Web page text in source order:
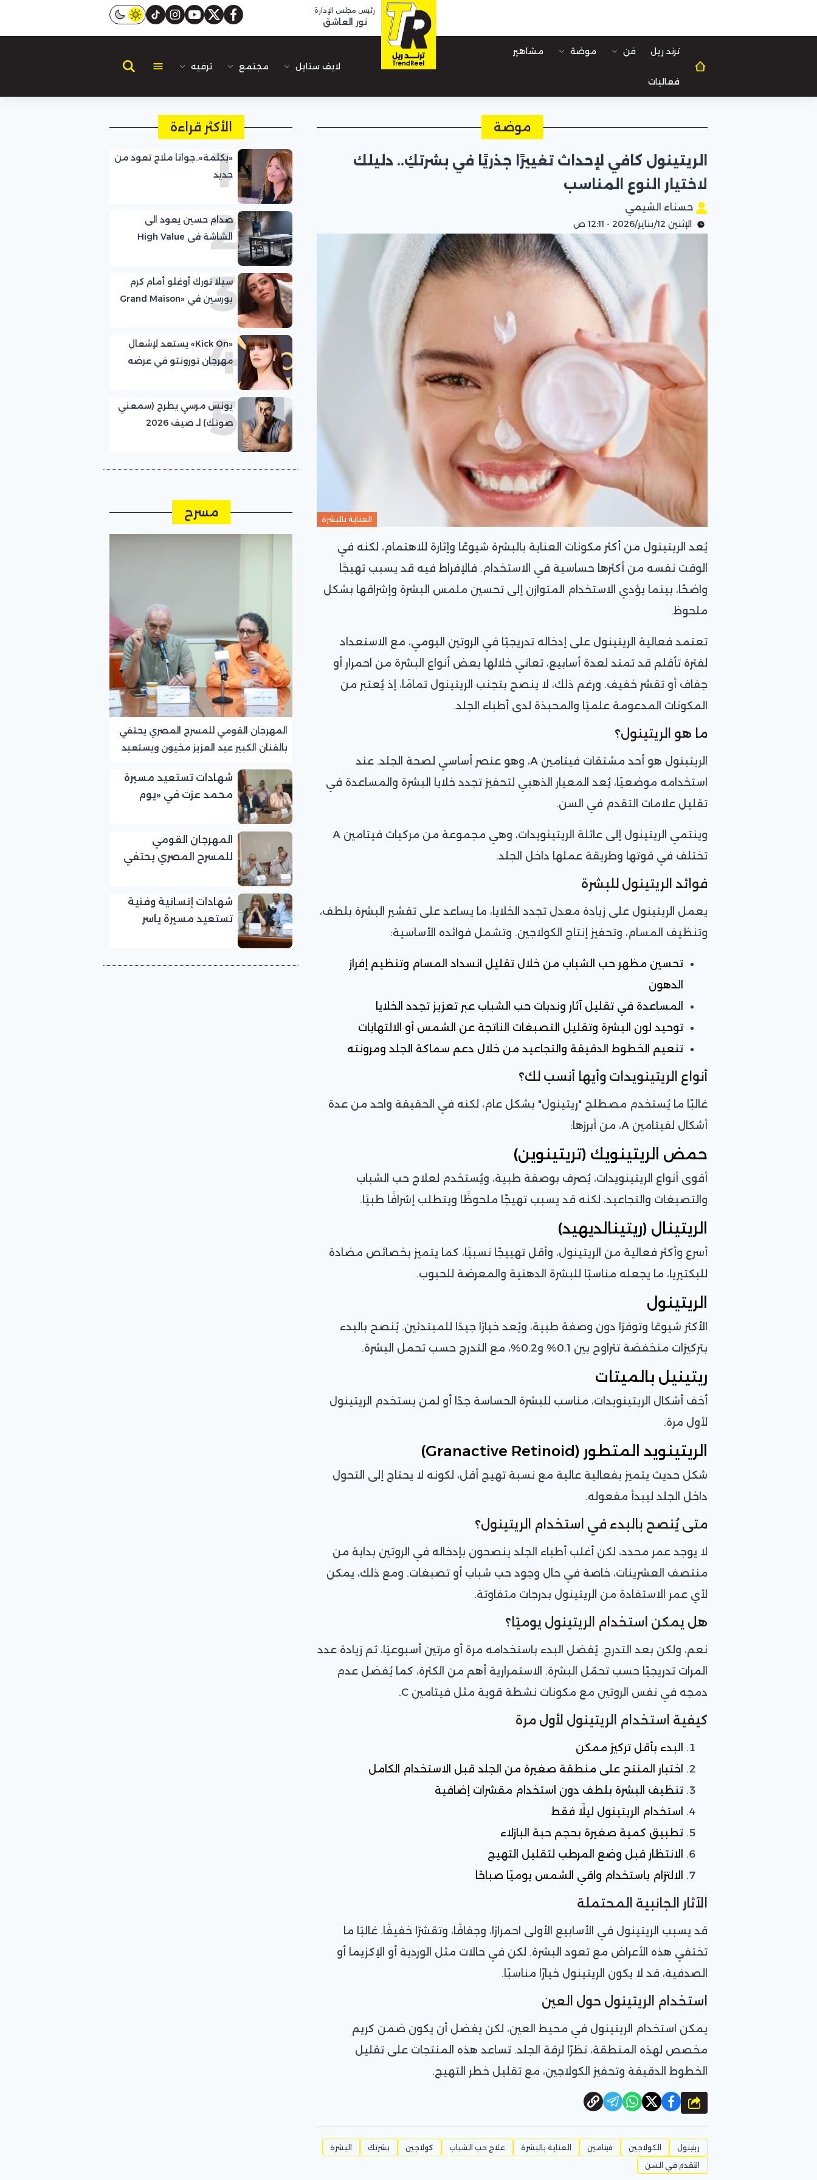
رئيس مجلس الإدارة
نور العاشق facebook
twitter
youtube
instagram
tiktok
ترند ريل فن موضة مشاهير
فعاليات
لايف ستايل مجتمع ترفيه
موضة
الريتينول كافي لإحداث تغييرًا جذريًا في بشرتكِ.. دليلك
لاختيار النوع المناسب
حسناء الشيمي
الإثنين 12/يناير/2026 - 12:11 ص
العناية بالبشرة
يُعد الريتينول من أكثر مكونات العناية بالبشرة شيوعًا وإثارة للاهتمام، لكنه في
الوقت نفسه من أكثرها حساسية في الاستخدام. فالإفراط فيه قد يسبب تهيجًا
واضحًا، بينما يؤدي الاستخدام المتوازن إلى تحسين ملمس البشرة وإشراقها بشكل
ملحوظ.
تعتمد فعالية الريتينول على إدخاله تدريجيًا في الروتين اليومي، مع الاستعداد
لفترة تأقلم قد تمتد لعدة أسابيع، تعاني خلالها بعض أنواع البشرة من احمرار أو
جفاف أو تقشر خفيف. ورغم ذلك، لا ينصح بتجنب الريتينول تمامًا، إذ يُعتبر من
المكونات المدعومة علميًا والمحبذة لدى أطباء الجلد.
ما هو الريتينول؟
الريتينول هو أحد مشتقات فيتامين A، وهو عنصر أساسي لصحة الجلد. عند
استخدامه موضعيًا، يُعد المعيار الذهبي لتحفيز تجدد خلايا البشرة والمساعدة في
تقليل علامات التقدم في السن.
وينتمي الريتينول إلى عائلة الريتينويدات، وهي مجموعة من مركبات فيتامين A
تختلف في قوتها وطريقة عملها داخل الجلد.
فوائد الريتينول للبشرة
يعمل الريتينول على زيادة معدل تجدد الخلايا، ما يساعد على تقشير البشرة بلطف،
وتنظيف المسام، وتحفيز إنتاج الكولاجين. وتشمل فوائده الأساسية:
تحسين مظهر حب الشباب من خلال تقليل انسداد المسام وتنظيم إفراز
الدهون
المساعدة في تقليل آثار وندبات حب الشباب عبر تعزيز تجدد الخلايا
توحيد لون البشرة وتقليل التصبغات الناتجة عن الشمس أو الالتهابات
تنعيم الخطوط الدقيقة والتجاعيد من خلال دعم سماكة الجلد ومرونته
أنواع الريتينويدات وأيها أنسب لك؟
غالبًا ما يُستخدم مصطلح "ريتينول" بشكل عام، لكنه في الحقيقة واحد من عدة
أشكال لفيتامين A، من أبرزها:
حمض الريتينويك (تريتينوين)
أقوى أنواع الريتينويدات، يُصرف بوصفة طبية، ويُستخدم لعلاج حب الشباب
والتصبغات والتجاعيد، لكنه قد يسبب تهيجًا ملحوظًا ويتطلب إشرافًا طبيًا.
الريتينال (ريتينالديهيد)
أسرع وأكثر فعالية من الريتينول، وأقل تهييجًا نسبيًا، كما يتميز بخصائص مضادة
للبكتيريا، ما يجعله مناسبًا للبشرة الدهنية والمعرضة للحبوب.
الريتينول
الأكثر شيوعًا وتوفرًا دون وصفة طبية، ويُعد خيارًا جيدًا للمبتدئين. يُنصح بالبدء
بتركيزات منخفضة تتراوح بين 0.1% و0.2%، مع التدرج حسب تحمل البشرة.
ريتينيل بالميتات
أخف أشكال الريتينويدات، مناسب للبشرة الحساسة جدًا أو لمن يستخدم الريتينول
لأول مرة.
الريتينويد المتطور (Granactive Retinoid)
شكل حديث يتميز بفعالية عالية مع نسبة تهيج أقل، لكونه لا يحتاج إلى التحول
داخل الجلد ليبدأ مفعوله.
متى يُنصح بالبدء في استخدام الريتينول؟
لا يوجد عمر محدد، لكن أغلب أطباء الجلد ينصحون بإدخاله في الروتين بداية من
منتصف العشرينات، خاصة في حال وجود حب شباب أو تصبغات. ومع ذلك، يمكن
لأي عمر الاستفادة من الريتينول بدرجات متفاوتة.
هل يمكن استخدام الريتينول يوميًا؟
نعم، ولكن بعد التدرج. يُفضل البدء باستخدامه مرة أو مرتين أسبوعيًا، ثم زيادة عدد
المرات تدريجيًا حسب تحمّل البشرة. الاستمرارية أهم من الكثرة، كما يُفضل عدم
دمجه في نفس الروتين مع مكونات نشطة قوية مثل فيتامين C.
كيفية استخدام الريتينول لأول مرة
البدء بأقل تركيز ممكن
اختبار المنتج على منطقة صغيرة من الجلد قبل الاستخدام الكامل
تنظيف البشرة بلطف دون استخدام مقشرات إضافية
استخدام الريتينول ليلًا فقط
تطبيق كمية صغيرة بحجم حبة البازلاء
الانتظار قبل وضع المرطب لتقليل التهيج
الالتزام باستخدام واقي الشمس يوميًا صباحًا
الآثار الجانبية المحتملة
قد يسبب الريتينول في الأسابيع الأولى احمرارًا، وجفافًا، وتقشرًا خفيفًا. غالبًا ما
تختفي هذه الأعراض مع تعود البشرة. لكن في حالات مثل الوردية أو الإكزيما أو
الصدفية، قد لا يكون الريتينول خيارًا مناسبًا.
استخدام الريتينول حول العين
يمكن استخدام الريتينول في محيط العين، لكن يفضل أن يكون ضمن كريم
مخصص لهذه المنطقة، نظرًا لرقة الجلد. تساعد هذه المنتجات على تقليل
الخطوط الدقيقة وتحفيز الكولاجين، مع تقليل خطر التهيج.
شارك
ريتينول الكولاجين فيتامين العناية بالبشرة علاج حب الشباب كولاجين بشرتك
البشرة
التقدم في السن
الأكثر قراءة
1
«بكلمة»..جوانا ملاح تعود من
جديد
2
صدام حسين يعود الى
الشاشة فى High Value
3
سيلا تورك أوغلو أمام كرم
بورسين في «Grand Maison
4
«Kick On» يستعد لإشعال
مهرجان تورونتو في عرضه
5
يونس مرسي يطرح (سمعني
صوتك) لـ صيف 2026
مسرح
المهرجان القومي للمسرح المصري يحتفي
بالفنان الكبير عبد العزيز مخيون ويستعيد
شهادات تستعيد مسيرة
محمد عزت في «يوم
للمسرح المصري
المهرجان القومي
للمسرح المصري يحتفي
لرموز المسرح»
شهادات إنسانية وفنية
تستعيد مسيرة ياسر